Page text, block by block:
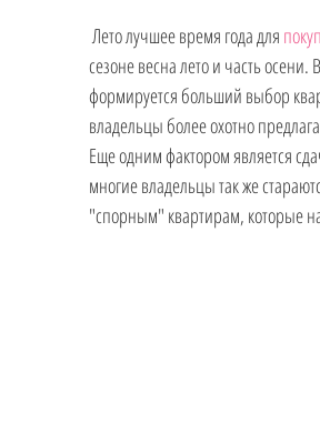
Лето лучшее время года для
сезоне весна лето и часть
формируется больший выбор
владельцы более охотно
Еще одним фактором является
многие владельцы так же
"спорным" квартирам, которые